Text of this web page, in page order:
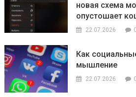
новая схема
опустошает
22.07.2026
Как
мышление
22.07.2026